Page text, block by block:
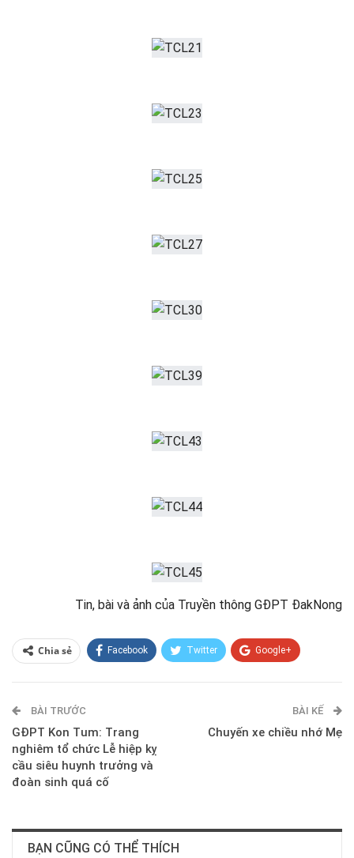
Tin, bài và ảnh của Truyền thông GĐPT ĐakNong
Chia sẻ Facebook Twitter Google+
E-mail
BÀI TRƯỚC
GĐPT Kon Tum: Trang
nghiêm tổ chức Lễ hiệp kỵ
cầu siêu huynh trưởng và
đoàn sinh quá cố
BÀI KẾ
Chuyến xe chiều nhớ Mẹ
BẠN CŨNG CÓ THỂ THÍCH